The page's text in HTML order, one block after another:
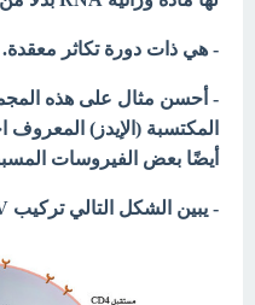
- هي ذات دورة تكاثر معقدة.
- أحسن مثال على هذه
أيضًا بعض الفيروسات
- يبين الشكل التالي تركيب HIV